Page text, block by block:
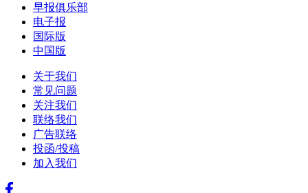
早报俱乐部
电子报
国际版
中国版
关于我们
常见问题
关注我们
联络我们
广告联络
投函/投稿
加入我们